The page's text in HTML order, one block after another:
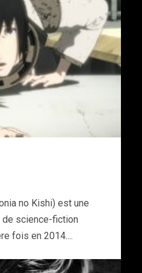
no Kishi) est une
de science-fiction
fois en 2014....